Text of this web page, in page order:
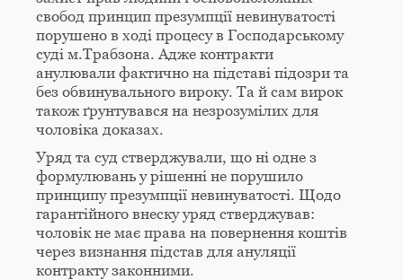
свобод принцип презумпції невинуватості
порушено в ході процесу в Господарському
суді м.Трабзона. Адже контракти
анулювали фактично на підставі підозри та
без обвинувального вироку. Та й сам вирок
також ґрунтувався на незрозумілих для
чоловіка доказах.
Уряд та суд стверджували, що ні одне з
формулювань у рішенні не порушило
принципу презумпції невинуватості. Щодо
гарантійного внеску уряд стверджував:
чоловік не має права на повернення коштів
через визнання підстав для ануляції
контракту законними.